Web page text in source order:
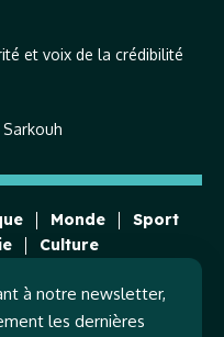
et voix de la crédibilité
Monde
Sport
Culture
à notre newsletter,
les dernières